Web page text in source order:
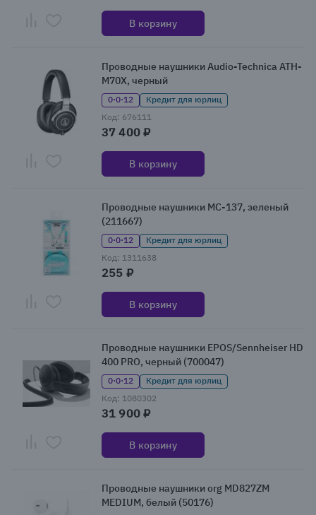
В корзину
Проводные наушники Audio-Technica ATH-
M70X, черный
0·0·12
Кредит для юрлиц
Код: 676111
37 400 ₽
В корзину
Проводные наушники MC-137, зеленый
(211667)
0·0·12
Кредит для юрлиц
Код: 1311638
255 ₽
В корзину
Проводные наушники EPOS/Sennheiser HD
400 PRO, черный (700047)
0·0·12
Кредит для юрлиц
Код: 1080302
31 900 ₽
В корзину
Проводные наушники org MD827ZM
MEDIUM, белый (50176)